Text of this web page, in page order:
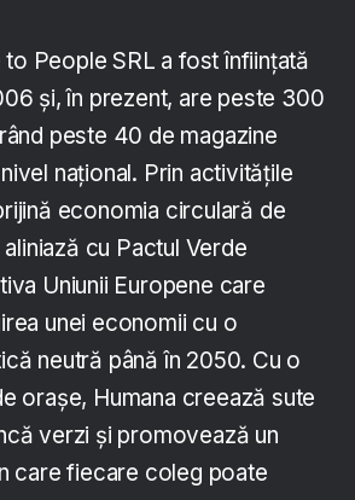
to People SRL a fost înființată
și, în prezent, are peste 300
peste 40 de magazine
național. Prin activitățile
economia circulară de
cu Pactul Verde
Uniunii Europene care
unei economii cu o
neutră până în 2050. Cu o
orașe, Humana creează sute
verzi și promovează un
care fiecare coleg poate